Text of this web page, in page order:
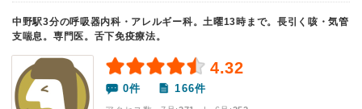
中野駅3分の呼吸器内科・アレルギー科。土曜13時まで。長引く咳・気管
支喘息。専門医。舌下免疫療法。
4.32
0件 166件